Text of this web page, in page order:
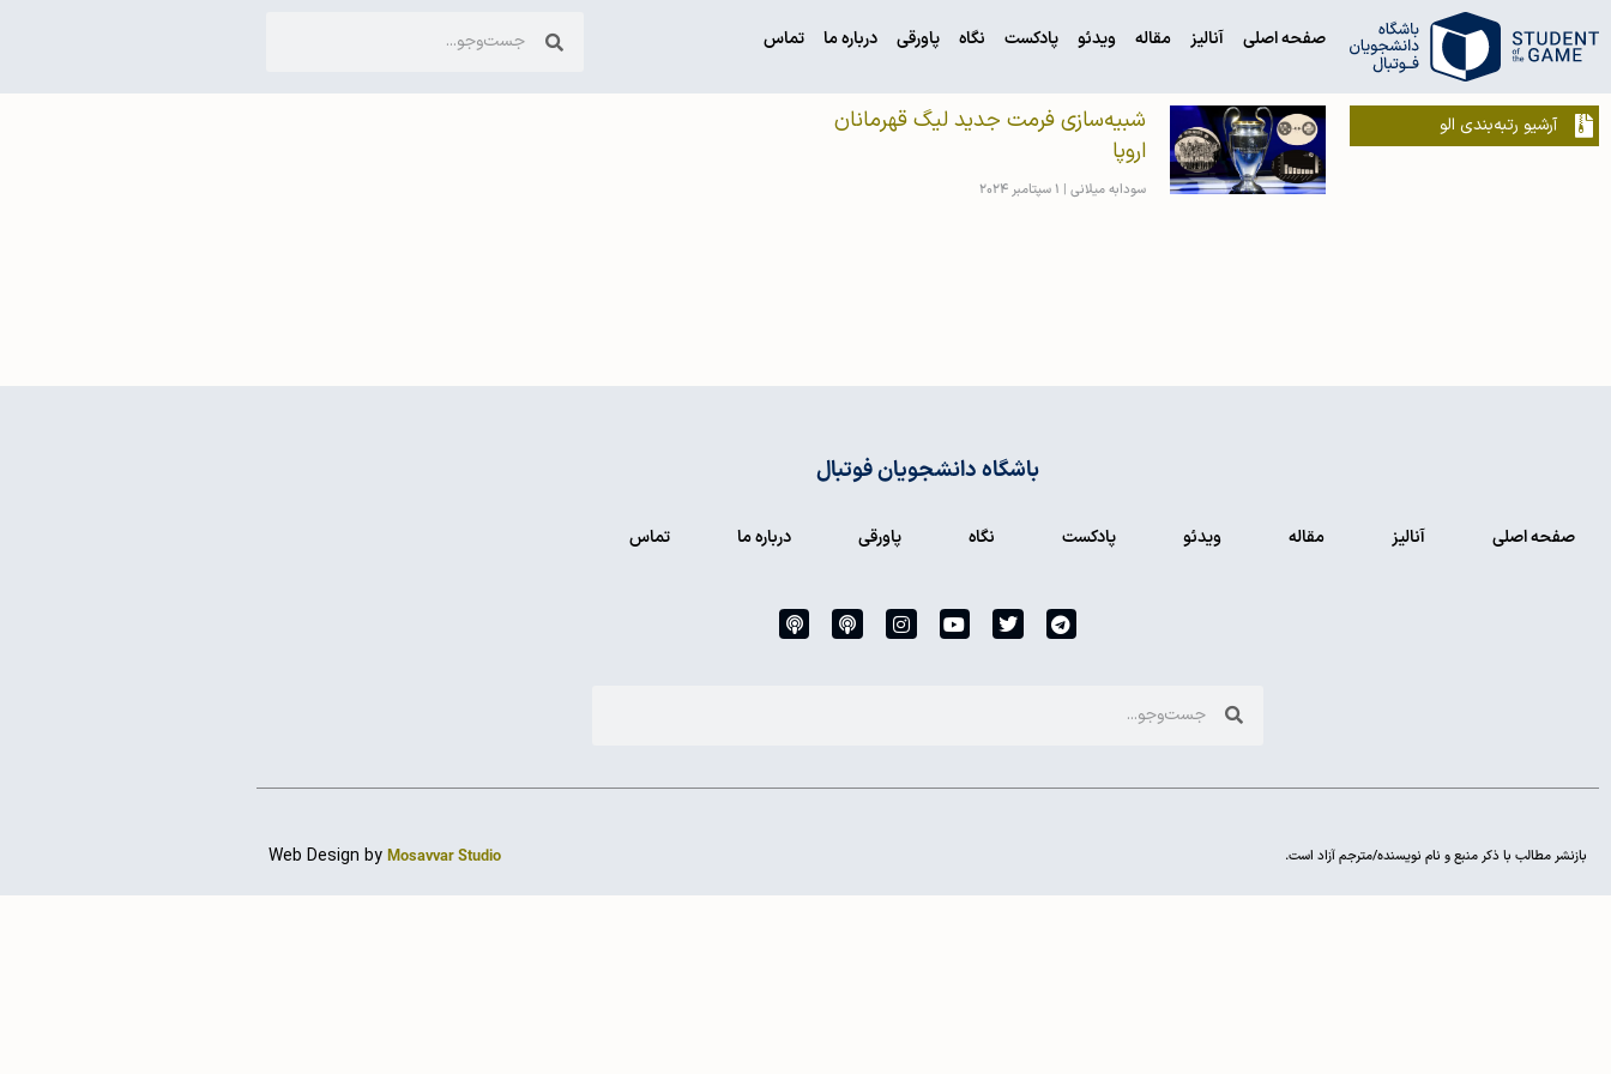
صفحه اصلی آنالیز مقاله ویدئو پادکست نگاه پاورقی درباره ما تماس
آرشیو رتبه‌بندی الو
شبیه‌سازی فرمت جدید لیگ قهرمانان
اروپا
سودابه میلانی 1 سپتامبر 2024
باشگاه دانشجویان فوتبال
صفحه اصلی آنالیز مقاله ویدئو پادکست نگاه پاورقی درباره ما تماس
بازنشر مطالب با ذکر منبع و نام نویسنده/مترجم آزاد است. Web Design by Mosavvar Studio